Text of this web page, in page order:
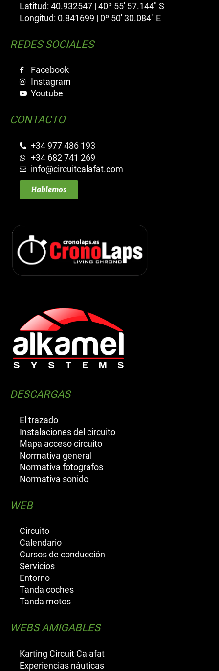
Latitud: 40.932547 | 40º 55' 57.144" S
Longitud: 0.841699 | 0º 50' 30.084" E
REDES SOCIALES
Facebook
Instagram
Youtube
CONTACTO
+34 977 486 193
+34 682 741 269
info@circuitcalafat.com
Hablemos
DESCARGAS
El trazado
Instalaciones del circuito
Mapa acceso circuito
Normativa general
Normativa fotografos
Normativa sonido
WEB
Circuito
Calendario
Cursos de conducción
Servicios
Entorno
Tanda coches
Tanda motos
WEBS AMIGABLES
Karting Circuit Calafat
Experiencias náuticas